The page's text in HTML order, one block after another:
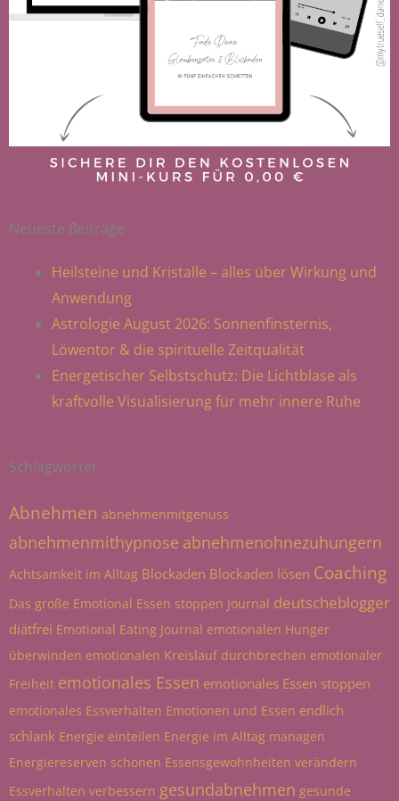
Neueste Beiträge
Heilsteine und Kristalle – alles über Wirkung und
Anwendung
Astrologie August 2026: Sonnenfinsternis,
Löwentor & die spirituelle Zeitqualität
Energetischer Selbstschutz: Die Lichtblase als
kraftvolle Visualisierung für mehr innere Ruhe
Schlagwörter
Abnehmen abnehmenmitgenuss
abnehmenmithypnose abnehmenohnezuhungern
Achtsamkeit im Alltag Blockaden Blockaden lösen Coaching
Das große Emotional Essen stoppen Journal deutscheblogger
diätfrei Emotional Eating Journal emotionalen Hunger
überwinden emotionalen Kreislauf durchbrechen emotionaler
Freiheit emotionales Essen emotionales Essen stoppen
emotionales Essverhalten Emotionen und Essen endlich
schlank Energie einteilen Energie im Alltag managen
Energiereserven schonen Essensgewohnheiten verändern
Essverhalten verbessern gesundabnehmen gesunde